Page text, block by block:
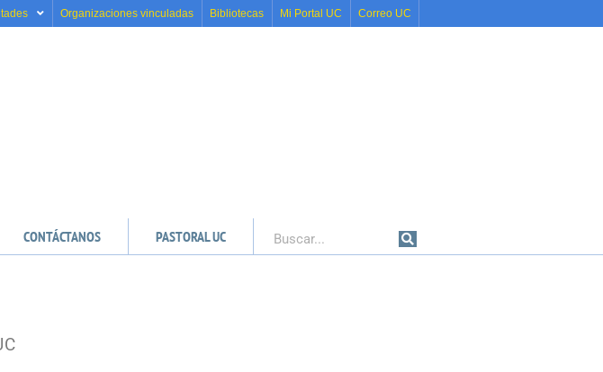
Organizaciones vinculadas Bibliotecas Mi Portal UC Correo UC
CONTÁCTANOS PASTORAL UC Buscar